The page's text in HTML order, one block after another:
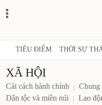
TIÊU ĐIỂM THỜI SỰ
XÃ HỘI
Cải cách hành chính
Chung
Dân tộc và miền núi
Lao